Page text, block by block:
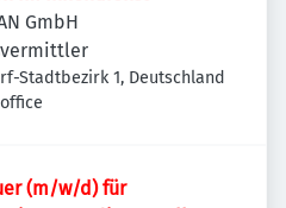
GmbH
Stadtbezirk 1, Deutschland
(m/w/d) für